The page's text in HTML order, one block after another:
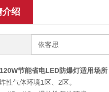
介绍
依客思
节能省电LED防爆灯适用场所
性气体环境1区、2区。